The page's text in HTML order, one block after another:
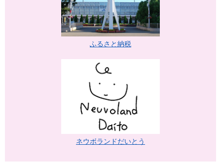
ふるさと納税
ネウボランドだいとう